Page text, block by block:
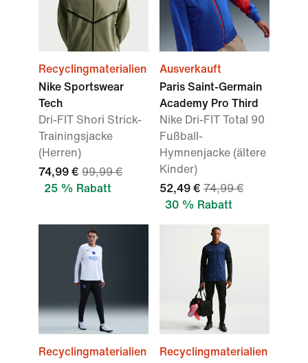
Recyclingmaterialien
Nike Sportswear
Tech
Dri-FIT Shori Strick-
Trainingsjacke
(Herren)
74,99 € 99,99 €
25 % Rabatt
Ausverkauft
Paris Saint-Germain
Academy Pro Third
Nike Dri-FIT Total 90
Fußball-
Hymnenjacke (ältere
Kinder)
52,49 € 74,99 €
30 % Rabatt
Recyclingmaterialien
Recyclingmaterialien